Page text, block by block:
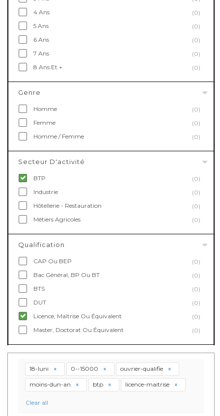
4 Ans
(0)
5 Ans
(0)
6 Ans
(0)
7 Ans
(0)
8 Ans Et +
(0)
Genre
Homme
(0)
Femme
(0)
Homme / Femme
(0)
Secteur D'activité
BTP
(0)
Industrie
(0)
Hôtellerie - Restauration
(0)
Métiers Agricoles
(0)
Qualification
CAP Ou BEP
(0)
Bac Général, BP Ou BT
(0)
BTS
(0)
DUT
(0)
Licence, Maîtrise Ou Équivalent
(0)
Master, Doctorat Ou Équivalent
(0)
18-luni 0--15000 ouvrier-qualifie
moins-dun-an btp licence-maitrise
Clear all